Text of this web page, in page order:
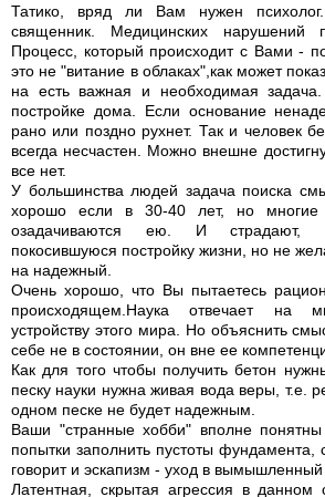
Татико, вряд ли Вам нужен
священник. Медицинских нарушений
Процесс, который происходит с Вами -
это не "витание в облаках",как может
на есть важная и необходимая
постройке дома. Если основание
рано или поздно рухнет. Так и человек
всегда несчастен. Можно внешне
все нет.
У большинства людей задача поиска
хорошо если в 30-40 лет, но многие
озадачиваются ею. И страдают,
покосившуюся постройку жизни, но не
на надежный.
Очень хорошо, что Вы пытаетесь
происходящем.Наука отвечает на
устройству этого мира. Но объяснить
себе не в состоянии, он вне ее
Как для того чтобы получить бетон
песку науки нужна живая вода веры, т.е.
одном песке не будет надежным.
Ваши "странные хобби" вполне понятны
попытки заполнить пустоты фундамента,
говорит и эскапизм - уход в вымышленный
Латентная, скрытая агрессия в данном